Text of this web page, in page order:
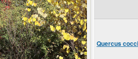
Quercus